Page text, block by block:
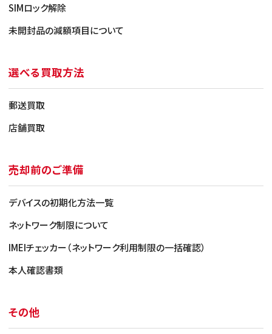
Cランク（使用感が強い）
・使用感/経年劣化が見られるもの
・さほど目立たない液晶の変色
SIMロック解除
未開封品の減額項目について
選べる買取方法
郵送買取
店舗買取
売却前のご準備
デバイスの初期化方法一覧
ネットワーク制限について
IMEIチェッカー（ネットワーク利用制限の一括確認）
本人確認書類
その他